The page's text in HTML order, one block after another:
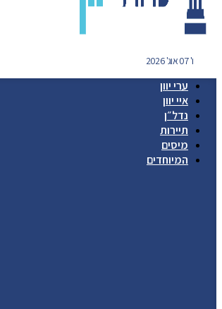
ו' 07 אוג' 2026
ערי יוון
איי יוון
נדל״ן
תיירות
מיסים
המיוחדים